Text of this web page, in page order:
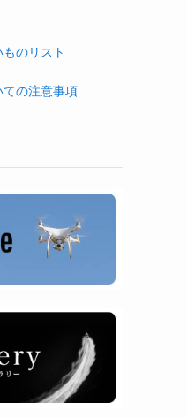
のリスト
ての注意事項